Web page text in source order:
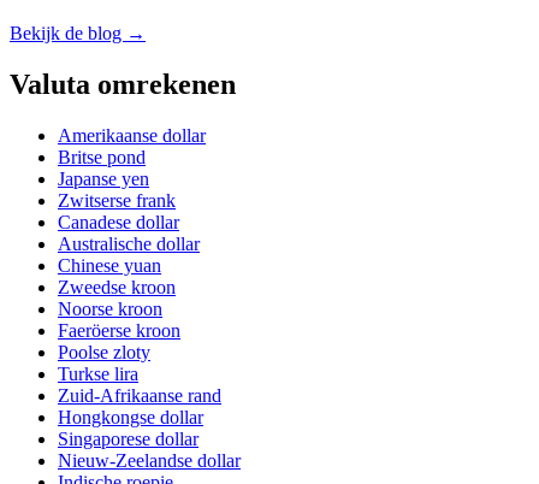
Bekijk de blog →
Valuta omrekenen
Amerikaanse dollar
Britse pond
Japanse yen
Zwitserse frank
Canadese dollar
Australische dollar
Chinese yuan
Zweedse kroon
Noorse kroon
Faeröerse kroon
Poolse zloty
Turkse lira
Zuid-Afrikaanse rand
Hongkongse dollar
Singaporese dollar
Nieuw-Zeelandse dollar